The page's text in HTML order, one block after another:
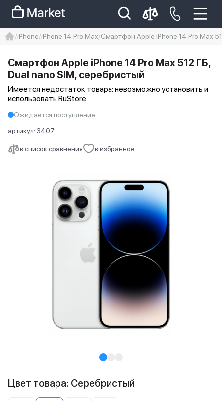
Iphone 14 pro max
айфон 14
iPhone iPhone 14 Pro Max Смартфон Apple iPhone 14 Pro Max
в список сравнения в избранное
Смартфон Apple iPhone 14 Pro Max 512 ГБ,
Dual nano SIM, серебристый
Имеется недостаток товара: невозможно установить и
использовать RuStore
Ожидается поступление
артикул: 3407
Цвет товара: Cеребристый